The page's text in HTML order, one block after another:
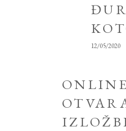
12/05/2020
ONLINE